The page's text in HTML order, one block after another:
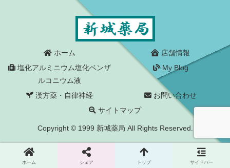
ホーム
店舗情報
塩化アルミニウム塩化ベンザ
ルコニウム液
My Blog
漢方薬・自律神経
お問い合わせ
サイトマップ
Copyright © 1999 新城薬局 All Rights Reserved.
ホーム シェア トップ サイドバー